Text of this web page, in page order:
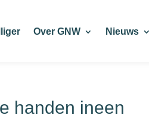
Over GNW Nieuws
handen ineen